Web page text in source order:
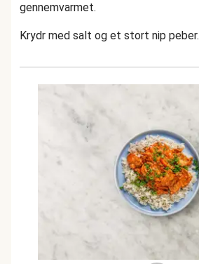
gennemvarmet.
Krydr med salt og et stort nip peber.